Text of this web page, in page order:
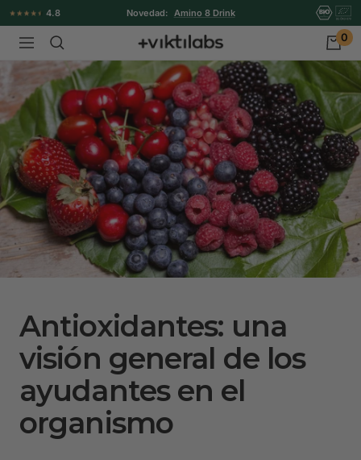
directamente
contenido
4.8 Novedad: Amino 8 Drink
Navigación Viktilabs 0
Antioxidantes: una
visión general de los
ayudantes en el
organismo